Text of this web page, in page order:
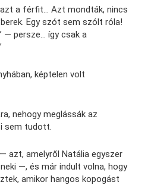
azt a férfit… Azt mondták, nincs
Egy szót sem szólt róla!
— persze… így csak a
képtelen volt
nehogy meglássák az
sem tudott.
azt, amelyről Natália egyszer
—, és már indult volna, hogy
amikor hangos kopogást